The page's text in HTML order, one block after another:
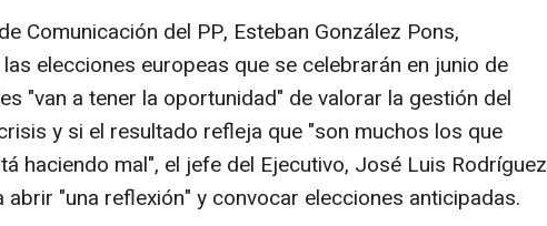
Comunicación del PP, Esteban González Pons,
elecciones europeas que se celebrarán en junio de
"van a tener la oportunidad" de valorar la gestión del
y si el resultado refleja que "son muchos los que
haciendo mal", el jefe del Ejecutivo, José Luis Rodríguez
abrir "una reflexión" y convocar elecciones anticipadas.